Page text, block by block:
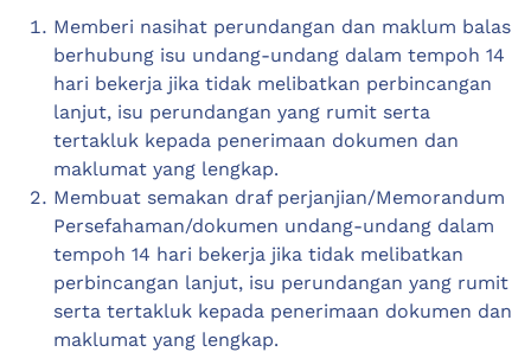
Memberi nasihat perundangan dan maklum balas
berhubung isu undang-undang dalam tempoh 14
hari bekerja jika tidak melibatkan perbincangan
lanjut, isu perundangan yang rumit serta
tertakluk kepada penerimaan dokumen dan
maklumat yang lengkap.
Membuat semakan draf perjanjian/Memorandum
Persefahaman/dokumen undang-undang dalam
tempoh 14 hari bekerja jika tidak melibatkan
perbincangan lanjut, isu perundangan yang rumit
serta tertakluk kepada penerimaan dokumen dan
maklumat yang lengkap.